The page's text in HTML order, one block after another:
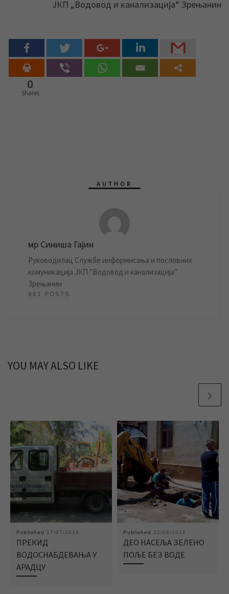
ЈКП „Водовод и канализација“ Зрењанин
0
Shares
AUTHOR
мр Синиша Гајин
Руководилац Службе информисања и пословних
комуникација ЈКП "Водовод и канализација"
Зрењанин
861 POSTS
YOU MAY ALSO LIKE
Published 17/07/2018
ПРЕКИД
ВОДОСНАБДЕВАЊА У
АРАДЦУ
Published 22/06/2016
ДЕО НАСЕЉА ЗЕЛЕНО
ПОЉЕ БЕЗ ВОДЕ